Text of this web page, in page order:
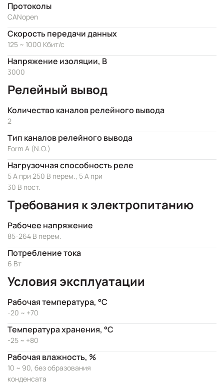
Протоколы
CANopen
Скорость передачи данных
125 ~ 1000 Кбит/с
Напряжение изоляции, В
3000
Релейный вывод
Количество каналов релейного вывода
2
Тип каналов релейного вывода
Form A (N.O.)
Нагрузочная способность реле
5 А при 250 В перем., 5 А при
30 В пост.
Требования к электропитанию
Рабочее напряжение
85-264 В перем.
Потребление тока
6 Вт
Условия эксплуатации
Рабочая температура, °C
-20 ~ +70
Температура хранения, °C
-25 ~ +80
Рабочая влажность, %
10 ~ 90, без образования
конденсата